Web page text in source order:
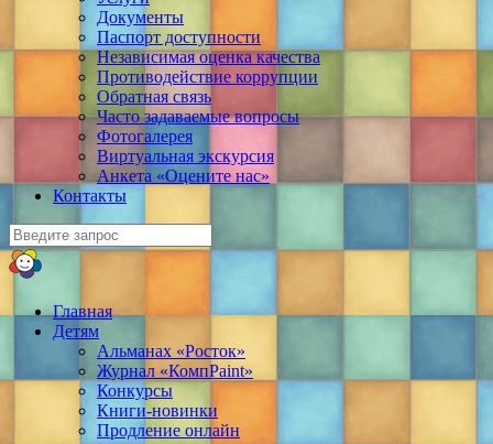
Документы
Паспорт доступности
Независимая оценка качества
Противодействие коррупции
Обратная связь
Часто задаваемые вопросы
Фотогалерея
Виртуальная экскурсия
Анкета «Оцените нас»
Контакты
Главная
Детям
Альманах «Росток»
Журнал «КомпPaint»
Конкурсы
Книги-новинки
Продление онлайн